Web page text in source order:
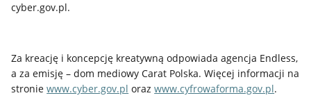
cyber.gov.pl.
Za kreację i koncepcję kreatywną odpowiada agencja Endless,
a za emisję – dom mediowy Carat Polska. Więcej informacji na
stroniewww.cyber.gov.pl orazwww.cyfrowaforma.gov.pl.